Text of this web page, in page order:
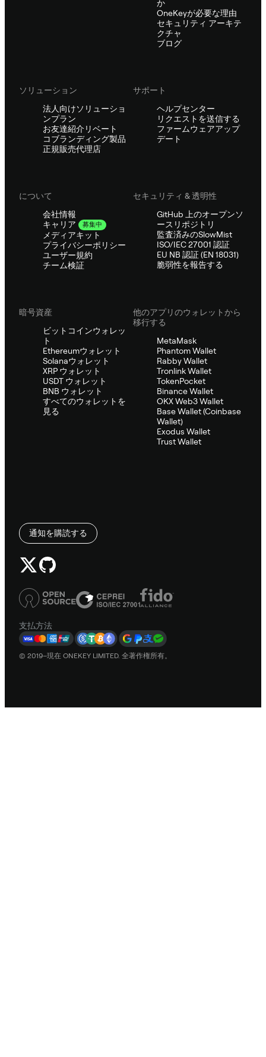
か
OneKeyが必要な理由
セキュリティ アーキテ
クチャ
ブログ
ソリューション
法人向けソリューショ
ンプラン
お友達紹介リベート
コブランディング製品
正規販売代理店
サポート
ヘルプセンター
リクエストを送信する
ファームウェアアップ
デート
について
会社情報
キャリア
募集中
メディアキット
プライバシーポリシー
ユーザー規約
チーム検証
セキュリティ & 透明性
GitHub 上のオープンソ
ースリポジトリ
監査済みのSlowMist
ISO/IEC 27001 認証
EU NB 認証 (EN 18031)
脆弱性を報告する
暗号資産
ビットコインウォレッ
ト
Ethereumウォレット
Solanaウォレット
XRP ウォレット
USDT ウォレット
BNB ウォレット
すべてのウォレットを
見る
他のアプリのウォレットから
移行する
MetaMask
Phantom Wallet
Rabby Wallet
Tronlink Wallet
TokenPocket
Binance Wallet
OKX Web3 Wallet
Base Wallet (Coinbase
Wallet)
Exodus Wallet
Trust Wallet
通知を購読する
支払方法
© 2019–現在 ONEKEY LIMITED. 全著作権所有。